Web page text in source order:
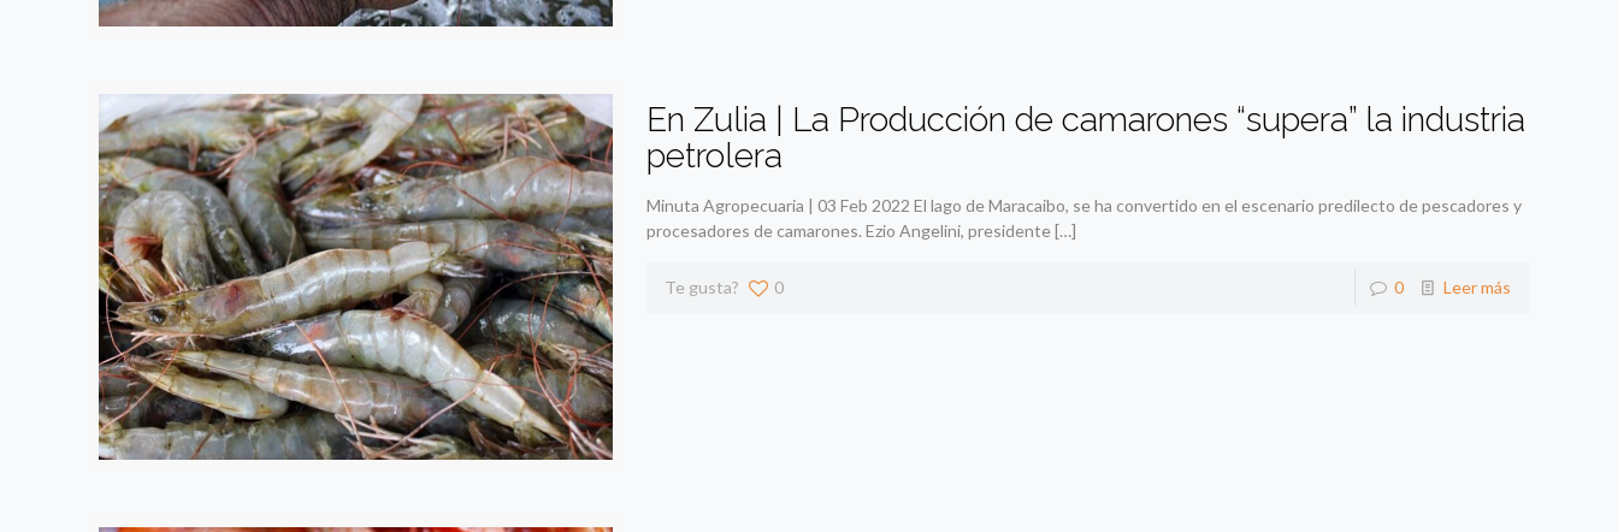
En Zulia | La Producción de camarones “supera” la industria
petrolera
Minuta Agropecuaria | 03 Feb 2022 El lago de Maracaibo, se ha convertido en el escenario predilecto de pescadores y
procesadores de camarones. Ezio Angelini, presidente[…]
Te gusta? 0 0 Leer más